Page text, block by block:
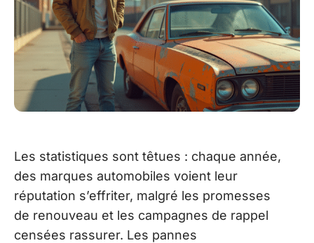
Les statistiques sont têtues : chaque année,
des marques automobiles voient leur
réputation s’effriter, malgré les promesses
de renouveau et les campagnes de rappel
censées rassurer. Les pannes